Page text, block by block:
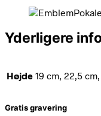
Yderligere
Højde 19 cm, 22,5
Gratis gravering